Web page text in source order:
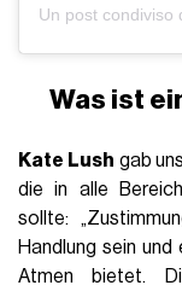
Was ist
Kate Lush gab
die in alle
sollte:
Handlung sein und
Atmen bietet.